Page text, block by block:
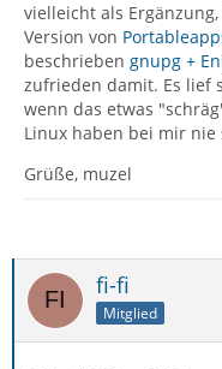
vielleicht als
Version von
beschrieben gnupg +
zufrieden damit. Es lief
wenn das etwas
Linux haben bei mir
Grüße, muzel
fi-fi
Mitglied